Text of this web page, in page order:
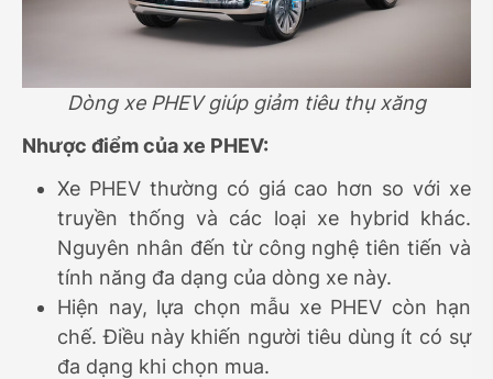
Dòng xe PHEV giúp giảm tiêu thụ xăng
Nhược điểm của xe PHEV:
Xe PHEV thường có giá cao hơn so với xe
truyền thống và các loại xe hybrid khác.
Nguyên nhân đến từ công nghệ tiên tiến và
tính năng đa dạng của dòng xe này.
Hiện nay, lựa chọn mẫu xe PHEV còn hạn
chế. Điều này khiến người tiêu dùng ít có sự
đa dạng khi chọn mua.